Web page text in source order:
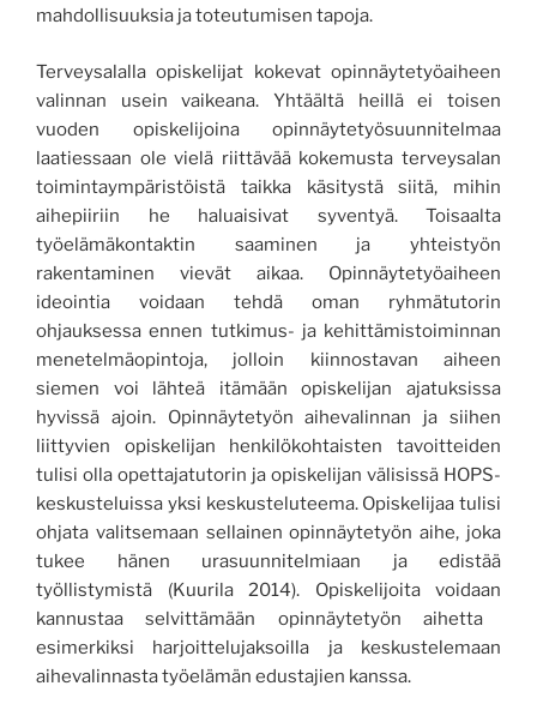
mahdollisuuksia ja toteutumisen tapoja.
Terveysalalla opiskelijat kokevatopinnäytetyöaiheen
valinnan useinvaikeana. Yhtäältä heillä ei toisen
vuoden opiskelijoina opinnäytetyösuunnitelmaa
laatiessaan ole vielä riittävää kokemusta terveysalan
toimintaympäristöistä taikka käsitystä siitä, mihin
aihepiiriin he haluaisivat syventyä. Toisaalta
työelämäkontaktin saaminen ja yhteistyön
rakentaminen vievät aikaa. Opinnäytetyöaiheen
ideointia voidaan tehdä oman ryhmätutorin
ohjauksessa ennen tutkimus- ja kehittämistoiminnan
menetelmäopintoja, jolloin kiinnostavan aiheen
siemen voi lähteä itämään opiskelijan ajatuksissa
hyvissä ajoin. Opinnäytetyön aihevalinnan ja siihen
liittyvien opiskelijan henkilökohtaisten tavoitteiden
tulisi olla opettajatutorin ja opiskelijan välisissä HOPS-
keskusteluissa yksi keskusteluteema. Opiskelijaa tulisi
ohjata valitsemaan sellainen opinnäytetyön aihe, joka
tukee hänen urasuunnitelmiaan ja edistää
työllistymistä (Kuurila 2014). Opiskelijoita voidaan
kannustaa selvittämään opinnäytetyön aihetta
esimerkiksi harjoittelujaksoilla ja keskustelemaan
aihevalinnasta työelämän edustajien kanssa.